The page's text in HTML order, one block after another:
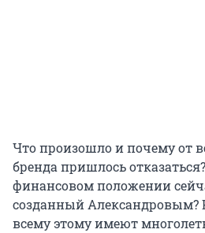
Что произошло и почему от
бренда пришлось
финансовом положении
созданный Александровым?
всему этому имеют